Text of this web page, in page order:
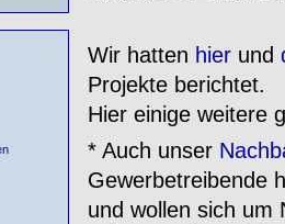
Wir hatten hierund
Projekte berichtet.
Hier einige weitere
* Auch unser
Gewerbetreibende
und wollen sich um